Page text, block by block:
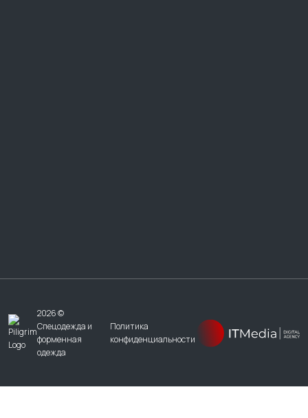
2026 ©
Спецодежда и
форменная
одежда
Политика
конфиденциальности